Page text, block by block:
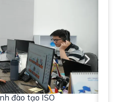
đào tạo ISO